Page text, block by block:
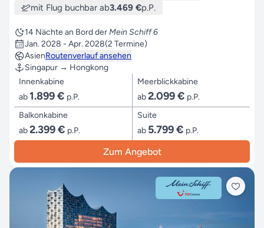
mit Flug buchbar ab3.469 €p.P.
14 Nächte an Bord derMein Schiff 6
Jan. 2028 - Apr. 2028(2 Termine)
AsienRoutenverlauf ansehen
Singapur → Hongkong
Innenkabine
ab1.899 € p.P.
Meerblickkabine
ab2.099 € p.P.
Balkonkabine
ab2.399 € p.P.
Suite
ab 5.799 € p.P.
Zum Angebot